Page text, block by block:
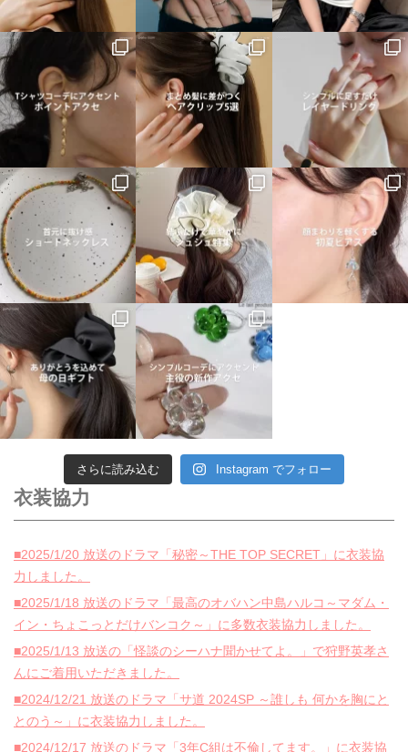
さらに読み込む Instagram でフォロー
衣装協力
■2025/1/20 放送のドラマ「秘密～THE TOP SECRET」に衣装協
力しました。
■2025/1/18 放送のドラマ「最高のオバハン中島ハルコ～マダム・
イン・ちょこっとだけバンコク～」に多数衣装協力しました。
■2025/1/13 放送の「怪談のシーハナ聞かせてよ。」で狩野英孝さ
んにご着用いただきました。
■2024/12/21 放送のドラマ「サ道 2024SP ～誰しも 何かを胸にと
とのう～」に衣装協力しました。
■2024/12/17 放送のドラマ「3年C組は不倫してます。」に衣装協